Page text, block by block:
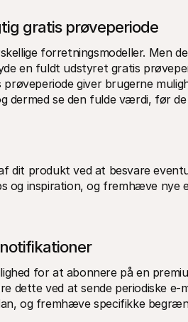
gratis prøveperiode
forretningsmodeller. Men
en fuldt udstyret gratis
giver brugerne
dermed se den fulde værdi, før
dit produkt ved at besvare
og inspiration, og fremhæve nye
for at abonnere på en
dette ved at sende periodiske e-
og fremhæve specifikke